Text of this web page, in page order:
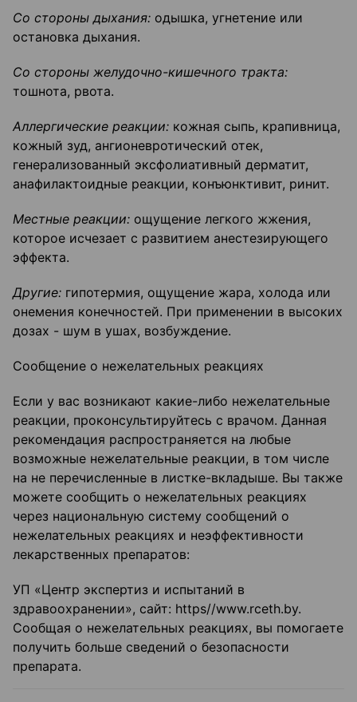
Со стороны дыхания: одышка, угнетение или
остановка дыхания.
Со стороны желудочно-кишечного тракта:
тошнота, рвота.
Аллергические реакции: кожная сыпь, крапивница,
кожный зуд, ангионевротический отек,
генерализованный эксфолиативный дерматит,
анафилактоидные реакции, конъюнктивит, ринит.
Местные реакции: ощущение легкого жжения,
которое исчезает с развитием анестезирующего
эффекта.
Другие: гипотермия, ощущение жара, холода или
онемения конечностей. При применении в высоких
дозах - шум в ушах, возбуждение.
Сообщение о нежелательных реакциях
Если у вас возникают какие-либо нежелательные
реакции, проконсультируйтесь с врачом. Данная
рекомендация распространяется на любые
возможные нежелательные реакции, в том числе
на не перечисленные в листке-вкладыше. Вы также
можете сообщить о нежелательных реакциях
через национальную систему сообщений о
нежелательных реакциях и неэффективности
лекарственных препаратов:
УП «Центр экспертиз и испытаний в
здравоохранении», сайт: https//www.rceth.by.
Сообщая о нежелательных реакциях, вы помогаете
получить больше сведений о безопасности
препарата.